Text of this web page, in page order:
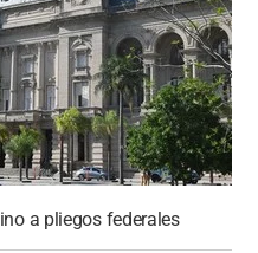
a pliegos federales